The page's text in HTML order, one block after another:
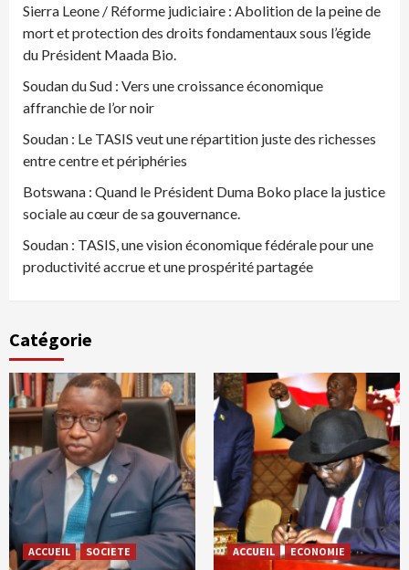
Sierra Leone / Réforme judiciaire : Abolition de la peine de
mort et protection des droits fondamentaux sous l’égide
du Président Maada Bio.
Soudan du Sud : Vers une croissance économique
affranchie de l’or noir
Soudan : Le TASIS veut une répartition juste des richesses
entre centre et périphéries
Botswana : Quand le Président Duma Boko place la justice
sociale au cœur de sa gouvernance.
Soudan : TASIS, une vision économique fédérale pour une
productivité accrue et une prospérité partagée
Catégorie
ACCUEIL SOCIETE ACCUEIL ECONOMIE